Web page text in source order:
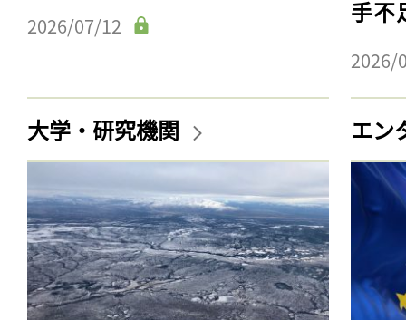
2026/07/12
手不
2026/
大学・研究機関 エン